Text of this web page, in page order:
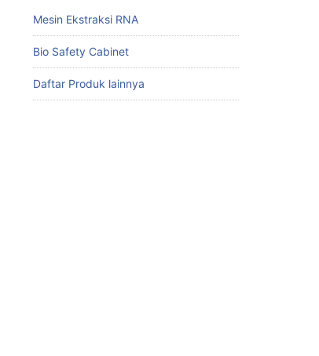
Mesin Ekstraksi RNA
Bio Safety Cabinet
Daftar Produk lainnya